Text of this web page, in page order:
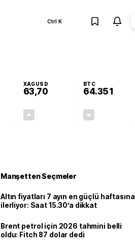
Ctrl K
XAGUSD
63,70
BTC
64.351
Manşetten Seçmeler
Altın fiyatları 7 ayın en güçlü haftasına
ilerliyor: Saat 15.30’a dikkat
Brent petrol için 2026 tahmini belli
oldu: Fitch 87 dolar dedi